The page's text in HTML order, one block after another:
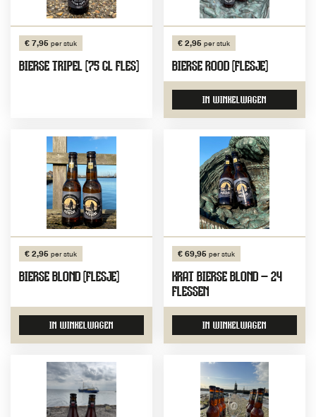
€ 7,95 per stuk
BIERSE TRIPEL (75 CL FLES)
€ 2,95 per stuk
BIERSE ROOD (FLESJE)
IN WINKELWAGEN
€ 2,95 per stuk
BIERSE BLOND (FLESJE)
IN WINKELWAGEN
€ 69,95 per stuk
KRAT BIERSE BLOND – 24
FLESSEN
IN WINKELWAGEN